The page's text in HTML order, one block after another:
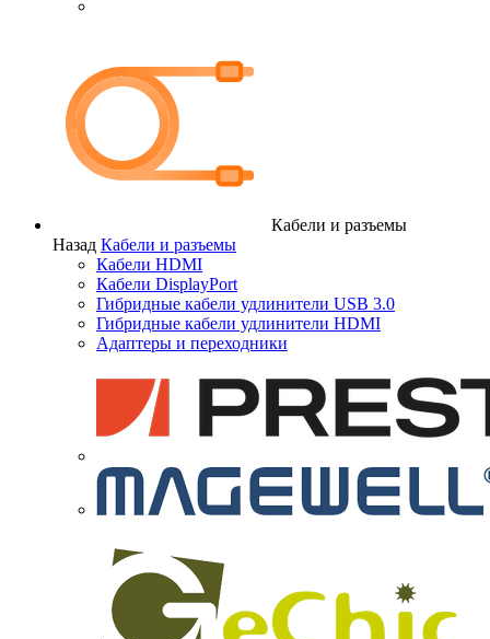
Кабели и разъемы
Назад Кабели и разъемы
Кабели HDMI
Кабели DisplayPort
Гибридные кабели удлинители USB 3.0
Гибридные кабели удлинители HDMI
Адаптеры и переходники